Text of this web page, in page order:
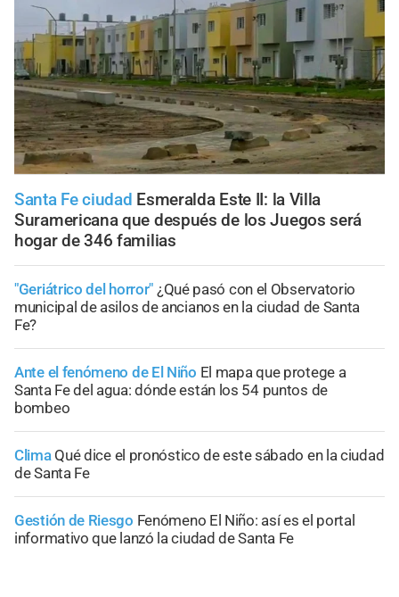
Santa Fe ciudad Esmeralda Este II: la Villa
Suramericana que después de los Juegos será
hogar de 346 familias
"Geriátrico del horror" ¿Qué pasó con el Observatorio
municipal de asilos de ancianos en la ciudad de Santa
Fe?
Ante el fenómeno de El Niño El mapa que protege a
Santa Fe del agua: dónde están los 54 puntos de
bombeo
Clima Qué dice el pronóstico de este sábado en la ciudad
de Santa Fe
Gestión de Riesgo Fenómeno El Niño: así es el portal
informativo que lanzó la ciudad de Santa Fe